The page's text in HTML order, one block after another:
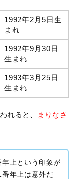
1992年2月5日生
まれ
1992年9月30日
生まれ
1993年3月25日
生まれ
れると、
まりなさ
年上という印象が
年上は意外だ